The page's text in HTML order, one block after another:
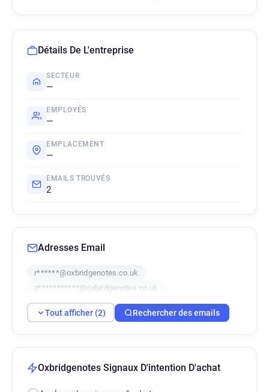
Détails De L'entreprise
SECTEUR
—
EMPLOYÉS
—
EMPLACEMENT
—
EMAILS TROUVÉS
2
Adresses Email
r******@oxbridgenotes.co.uk
z***********@oxbridgenotes.co.uk
Tout afficher (2) Rechercher des emails
Oxbridgenotes Signaux D'intention D'achat